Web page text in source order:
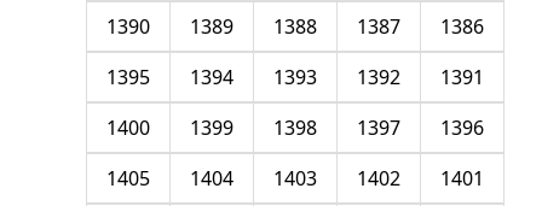
1386
1387
1388
1389
1390
1391
1392
1393
1394
1395
1396
1397
1398
1399
1400
1401
1402
1403
1404
1405